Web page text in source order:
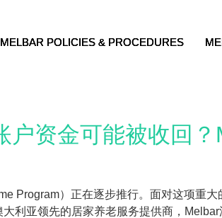
MELBAR POLICIES & PROCEDURES
MELBAR POLICIES & PROCEDURES
MELBAR POLICIES & PROCEDURES
资金可能被收回？
Program）正在逐步推行。面对这项重
利亚领先的居家养老服务提供商，